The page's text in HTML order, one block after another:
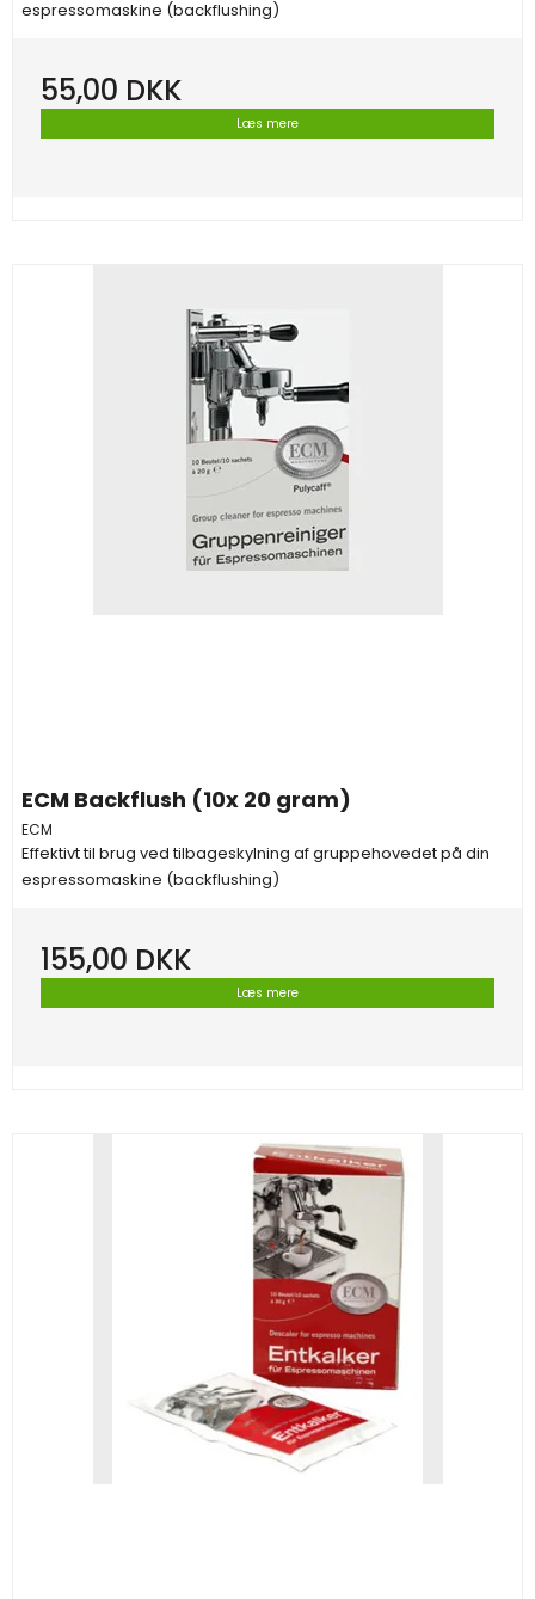
espressomaskine (backflushing)
55,00 DKK
Læs mere
ECM Backflush (10x 20 gram)
ECM
Effektivt til brug ved tilbageskylning af gruppehovedet på din
espressomaskine (backflushing)
155,00 DKK
Læs mere